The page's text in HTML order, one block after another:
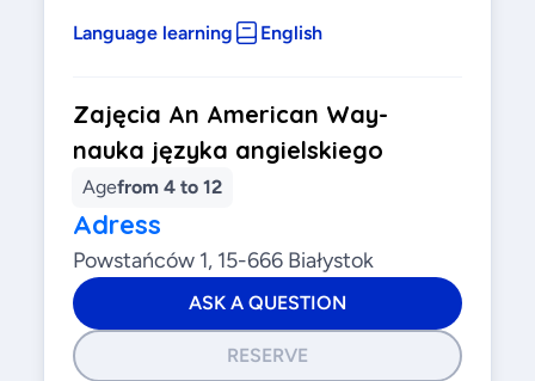
Language learning English
Zajęcia An American Way-
nauka języka angielskiego
Agefrom 4 to 12
Adress
Powstańców 1, 15-666 Białystok
ASK A QUESTION
RESERVE